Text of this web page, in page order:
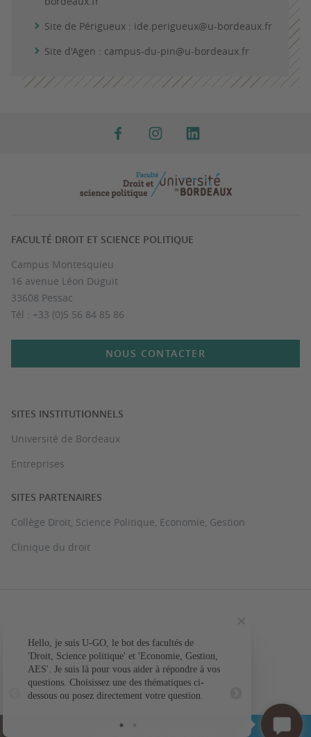
Site de Périgueux : ide.perigueux@u-bordeaux.fr
Site d'Agen : campus-du-pin@u-bordeaux.fr
FACULTÉ DROIT ET SCIENCE POLITIQUE
Campus Montesquieu
16 avenue Léon Duguit
33608 Pessac
Tél : +33 (0)5 56 84 85 86
NOUS CONTACTER
SITES INSTITUTIONNELS
Université de Bordeaux
Entreprises
SITES PARTENAIRES
Collège Droit, Science Politique, Economie, Gestion
Clinique du droit
MENTIONS LÉGALES
ACCESSIBILITÉ : NON CONFORME
GESTION DES COOKIES
Hello, je suis U-GO, le bot des facultés de
'Droit, Science politique' et 'Economie, Gestion,
AES'. Je suis là pour vous aider à répondre à vos
questions. Choisissez une des thématiques ci-
dessous ou posez directement votre question.